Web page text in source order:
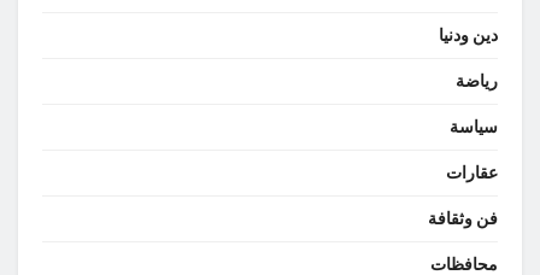
دين ودنيا
رياضة
سياسة
عقارات
فن وثقافة
محافظات